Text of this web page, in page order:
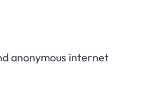
anonymous internet